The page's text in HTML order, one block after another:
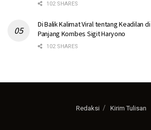
102 SHARES
Di Balik Kalimat Viral tentang Keadilan
Panjang Kombes Sigit Haryono
102 SHARES
Redaksi Kirim Tulisan